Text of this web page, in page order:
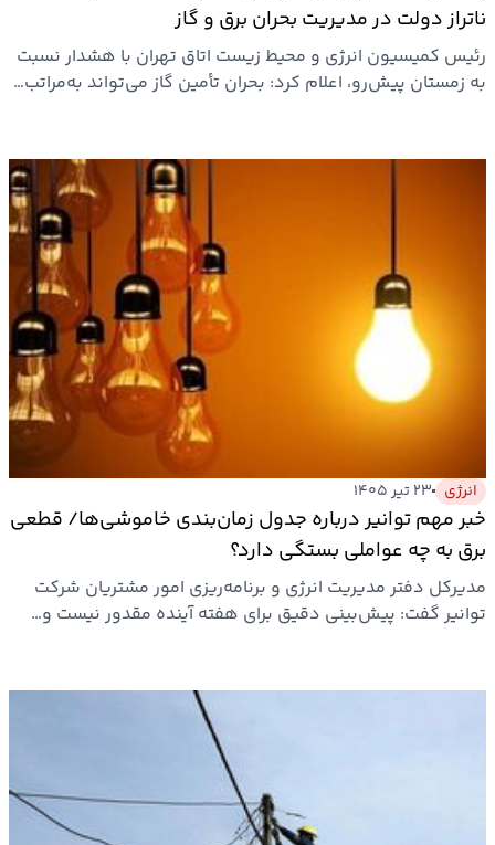
نوتیف
شناور
ناتراز دولت در مدیریت بحران برق و گاز
رئیس کمیسیون انرژی و محیط زیست اتاق تهران با هشدار نسبت
به زمستان پیش‌رو، اعلام کرد: بحران تأمین گاز می‌تواند به‌مراتب…
انرژی ۲۳ تیر ۱۴۰۵
خبر مهم توانیر درباره جدول زمان‌بندی خاموشی‌ها/ قطعی
برق به چه عواملی بستگی دارد؟
مدیرکل دفتر مدیریت انرژی و برنامه‌ریزی امور مشتریان شرکت
توانیر گفت: پیش‌بینی دقیق برای هفته آینده مقدور نیست و…